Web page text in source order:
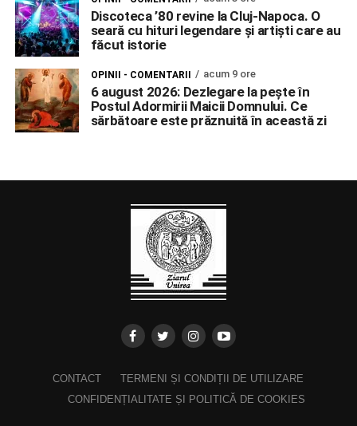
Discoteca ’80 revine la Cluj-Napoca. O
seară cu hituri legendare și artiști care au
făcut istorie
OPINII - COMENTARII acum 9 ore
6 august 2026: Dezlegare la pește în
Postul Adormirii Maicii Domnului. Ce
sărbătoare este prăznuită în această zi
CONTACT
TERMENI ȘI CONDIȚII DE UTILIZARE
CONFIDENȚIALITATE ȘI POLITICĂ DE COOKIES